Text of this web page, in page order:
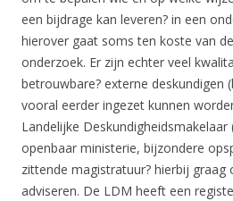
een bijdrage kan leveren? in een
hierover gaat soms ten koste van
onderzoek. Er zijn echter veel
betrouwbare? externe deskundigen
vooral eerder ingezet kunnen
Landelijke
openbaar ministerie, bijzondere
zittende magistratuur? hierbij graag
adviseren. De LDM heeft een